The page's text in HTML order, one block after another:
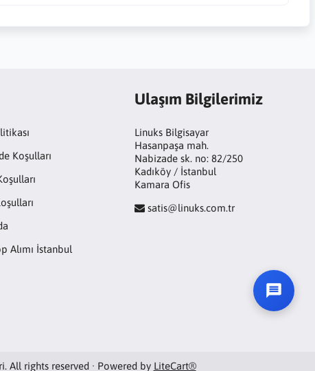
Koşulları
Alımı İstanbul
Ulaşım Bilgilerimiz
Linuks Bilgisayar
Hasanpaşa mah.
Nabizade sk. no: 82/250
Kadıköy / İstanbul
Kamara Ofis
satis@linuks.com.tr
All rights reserved · Powered by LiteCart®